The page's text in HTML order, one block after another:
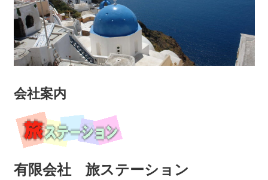
会社案内
有限会社 旅ステーション